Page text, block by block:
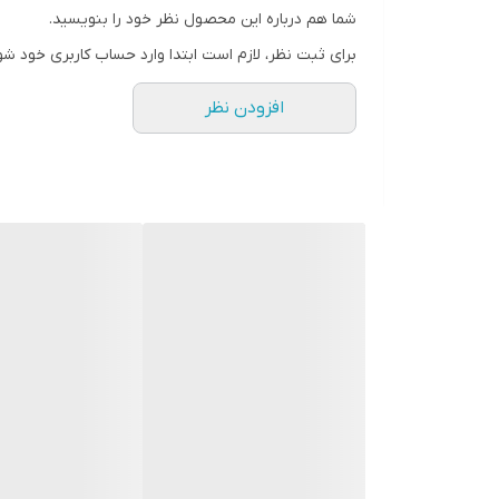
شما هم درباره این محصول نظر خود را بنویسید.
برای ثبت نظر، لازم است ابتدا وارد حساب کاربری خود
افزودن نظر